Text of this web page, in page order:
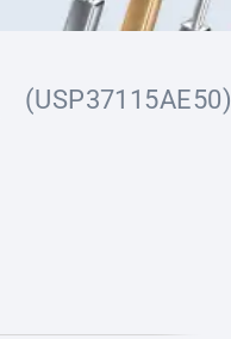
(USP37115AE50)